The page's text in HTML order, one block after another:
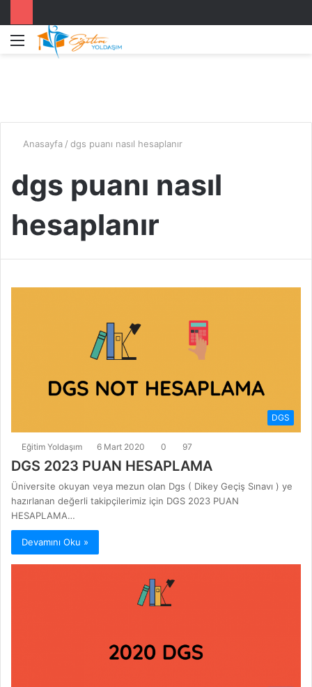
Menü
Anasayfa / dgs puanı nasıl hesaplanır
dgs puanı nasıl
hesaplanır
DGS
Eğitim Yoldaşım 6 Mart 2020 0 97
DGS 2023 PUAN HESAPLAMA
Üniversite okuyan veya mezun olan Dgs ( Dikey Geçiş Sınavı ) ye
hazırlanan değerli takipçilerimiz için DGS 2023 PUAN
HESAPLAMA…
Devamını Oku »